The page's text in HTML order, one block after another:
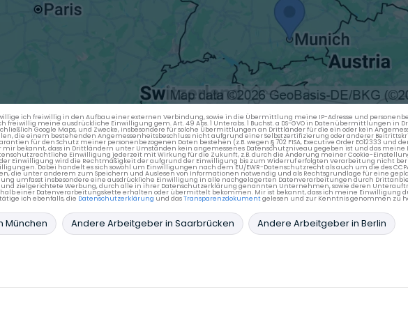
ich freiwillig in den Aufbau einer externen Verbindung, sowie in die Übermittlung meine IP-Adresse und
freiwillig meine ausdrückliche Einwilligung gem. Art. 49 Abs. 1 Unterabs. 1 Buchst. a DS-GVO in Datenübermittlungen
Google Maps, und Zwecke, insbesondere für solche Übermittlungen an Drittländer für die ein oder kein
die einem bestehenden Angemessenheitsbeschluss nicht aufgrund einer Selbstzertifizierung oder anderer
für den Schutz meiner personenbezogenen Daten bestehen (z.B. wegen § 702 FISA, Executive Order EO12333 und
bekannt, dass in Drittländern unter Umständen kein angemessenes Datenschutzniveau gegeben ist und das
Einwilligung jederzeit mit Wirkung für die Zukunft, z.B. durch die Änderung meiner Cookie-
Einwilligung wird die Rechtmäßigkeit der aufgrund der Einwilligung bis zum Widerruf erfolgten Verarbeitung nicht
Dabei handelt es sich sowohl um Einwilligungen nach dem EU/EWR-Datenschutzrecht als auch um die des
die unter anderem zum Speichern und Auslesen von Informationen notwendig und als Rechtsgrundlage für eine
umfasst insbesondere eine ausdrückliche Einwilligung in alle nachgelagerten Datenverarbeitungen durch
zielgerichtete Werbung, durch alle in ihrer Datenschutzerklärung genannten Unternehmen, sowie deren
einer Datenverarbeitungskette erhalten oder übermittelt bekommen. Mir ist bekannt, dass ich meine Einwilligung
ich ebenfalls, die Datenschutzerklärung und dasTransparenzdokumentgelesen und zur Kenntnis genommen zu
München Andere Arbeitgeber in Saarbrücken Andere Arbeitgeber in Berlin